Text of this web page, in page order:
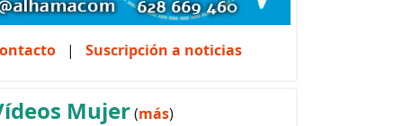
| Suscripción a noticias
Mujer(más)